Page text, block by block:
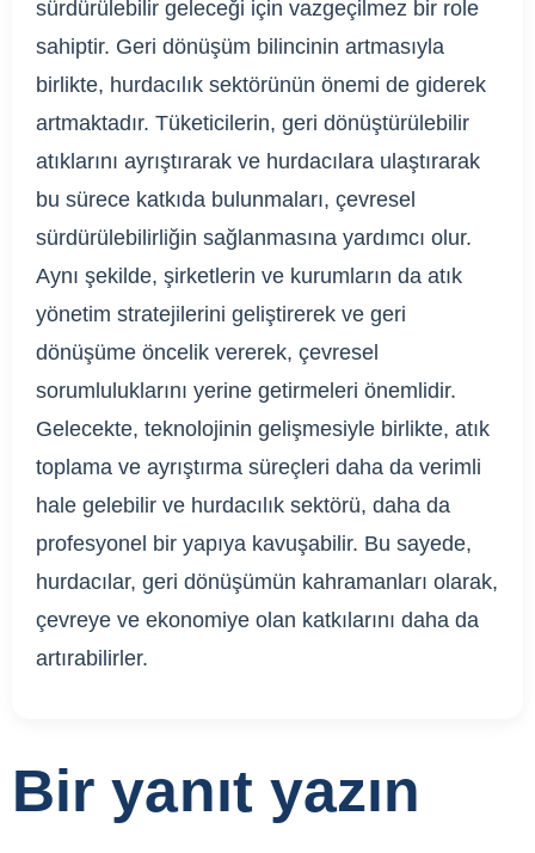
sürdürülebilir geleceği için vazgeçilmez bir role
sahiptir. Geri dönüşüm bilincinin artmasıyla
birlikte, hurdacılık sektörünün önemi de giderek
artmaktadır. Tüketicilerin, geri dönüştürülebilir
atıklarını ayrıştırarak ve hurdacılara ulaştırarak
bu sürece katkıda bulunmaları, çevresel
sürdürülebilirliğin sağlanmasına yardımcı olur.
Aynı şekilde, şirketlerin ve kurumların da atık
yönetim stratejilerini geliştirerek ve geri
dönüşüme öncelik vererek, çevresel
sorumluluklarını yerine getirmeleri önemlidir.
Gelecekte, teknolojinin gelişmesiyle birlikte, atık
toplama ve ayrıştırma süreçleri daha da verimli
hale gelebilir ve hurdacılık sektörü, daha da
profesyonel bir yapıya kavuşabilir. Bu sayede,
hurdacılar, geri dönüşümün kahramanları olarak,
çevreye ve ekonomiye olan katkılarını daha da
artırabilirler.
Bir yanıt yazın